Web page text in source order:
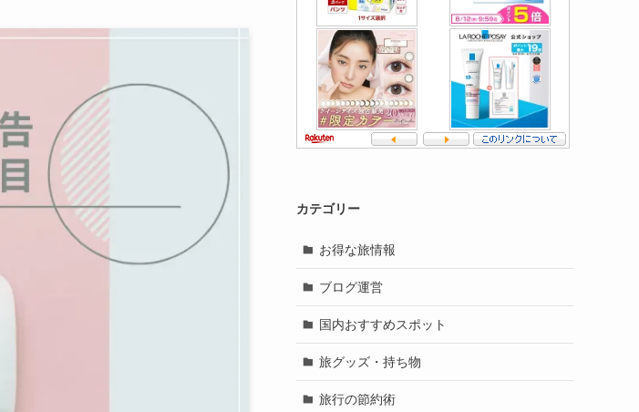
カテゴリー
お得な旅情報
ブログ運営
国内おすすめスポット
旅グッズ・持ち物
旅行の節約術